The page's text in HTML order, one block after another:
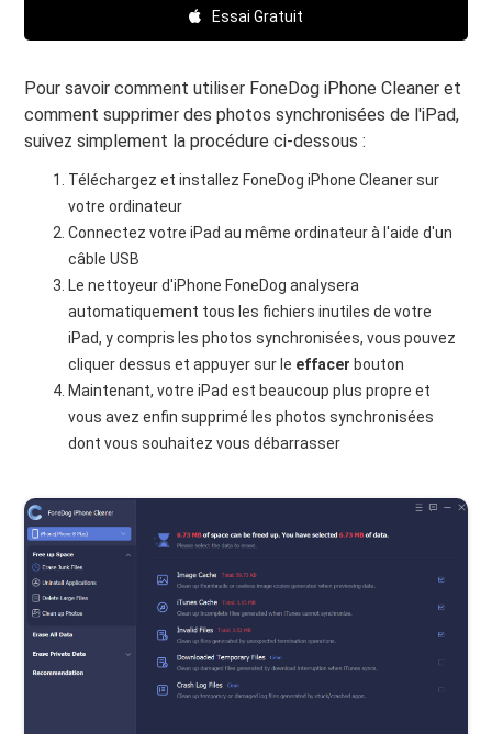
Essai Gratuit
Pour savoir comment utiliser FoneDog iPhone Cleaner et
comment supprimer des photos synchronisées de l'iPad,
suivez simplement la procédure ci-dessous :
Téléchargez et installez FoneDog iPhone Cleaner sur
votre ordinateur
Connectez votre iPad au même ordinateur à l'aide d'un
câble USB
Le nettoyeur d'iPhone FoneDog analysera
automatiquement tous les fichiers inutiles de votre
iPad, y compris les photos synchronisées, vous pouvez
cliquer dessus et appuyer sur le effacer bouton
Maintenant, votre iPad est beaucoup plus propre et
vous avez enfin supprimé les photos synchronisées
dont vous souhaitez vous débarrasser